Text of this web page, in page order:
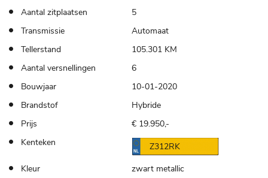
Aantal zitplaatsen
5
Transmissie
Automaat
Tellerstand
105.301 KM
Aantal versnellingen
6
Bouwjaar
10-01-2020
Brandstof
Hybride
Prijs
€ 19.950,-
Kenteken
Z312RK
Kleur
zwart metallic